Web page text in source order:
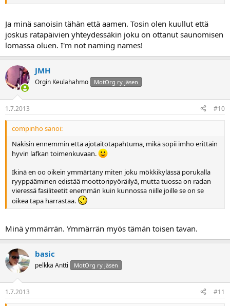
Ja minä sanoisin tähän että aamen. Tosin olen kuullut että
joskus ratapäivien yhteydessäkin joku on ottanut saunomisen
lomassa oluen. I'm not naming names!
JMH
Orgin Keulahahmo MotOrg ry jäsen
1.7.2013 #10
compinho sanoi:
Näkisin ennemmin että ajotaitotapahtuma, mikä sopii imho erittäin
hyvin lafkan toimenkuvaan.
Ikinä en oo oikein ymmärtäny miten joku mökkikylässä porukalla
ryyppääminen edistää moottoripyöräilyä, mutta tuossa on radan
vieressä fasiliteetit enemmän kuin kunnossa niille joille se on se
oikea tapa harrastaa.
Minä ymmärrän. Ymmärrän myös tämän toisen tavan.
basic
pelkkä Antti MotOrg ry jäsen
1.7.2013 #11